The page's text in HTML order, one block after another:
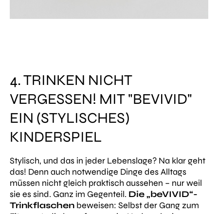
4. TRINKEN NICHT
VERGESSEN! MIT "BEVIVID"
EIN (STYLISCHES)
KINDERSPIEL
Stylisch, und das in jeder Lebenslage? Na klar geht
das! Denn auch notwendige Dinge des Alltags
müssen nicht gleich praktisch aussehen – nur weil
sie es sind. Ganz im Gegenteil. Die „beVIVID“-
Trinkflaschen beweisen: Selbst der Gang zum